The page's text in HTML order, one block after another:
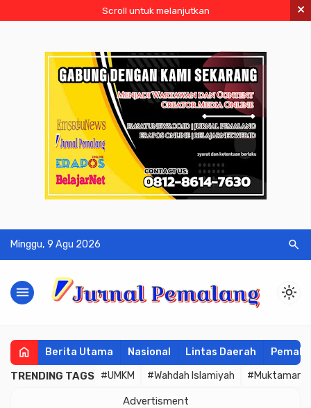
Scroll untuk melanjutkan ×
Minggu, 9 Agu 2026 search
menu light_mode
home Berita Utama Nasional Lintas Daerah
TRENDING TAGS #UMKM #Wahdah Islamiyah #Muktamar
Advertisment